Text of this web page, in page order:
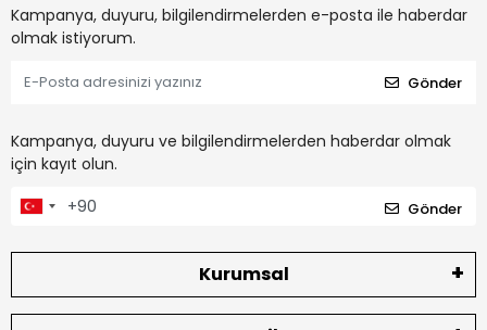
Kampanya, duyuru, bilgilendirmelerden e-posta ile haberdar
olmak istiyorum.
Gönder
Kampanya, duyuru ve bilgilendirmelerden haberdar olmak
için kayıt olun.
Gönder
Kurumsal